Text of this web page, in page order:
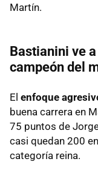
Martín.
Bastianini ve
campeón del
El enfoque
buena carrera en
75 puntos de
casi quedan 200
categoría reina.